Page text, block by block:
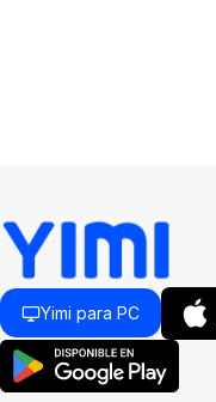
Yimi para PC